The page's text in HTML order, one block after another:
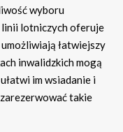
wyboru
linii lotniczych oferuje
łatwiejszy
inwalidzkich mogą
im wsiadanie i
takie